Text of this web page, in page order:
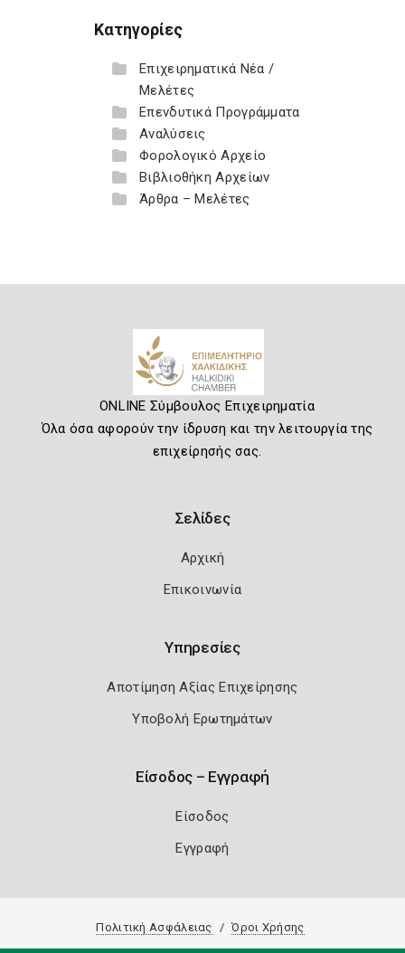
Κατηγορίες
Επιχειρηματικά Νέα /
Μελέτες
Επενδυτικά Προγράμματα
Αναλύσεις
Φορολογικό Αρχείο
Βιβλιοθήκη Αρχείων
Άρθρα – Μελέτες
ONLINE Σύμβουλος Επιχειρηματία
Όλα όσα αφορούν την ίδρυση και την λειτουργία της
επιχείρησής σας.
Σελίδες
Αρχική
Επικοινωνία
Υπηρεσίες
Αποτίμηση Αξίας Επιχείρησης
Υποβολή Ερωτημάτων
Είσοδος – Εγγραφή
Είσοδος
Εγγραφή
Πολιτική Ασφάλειας Όροι Χρήσης